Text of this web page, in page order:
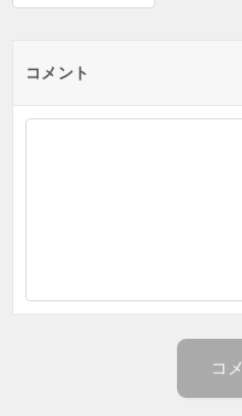
コメント